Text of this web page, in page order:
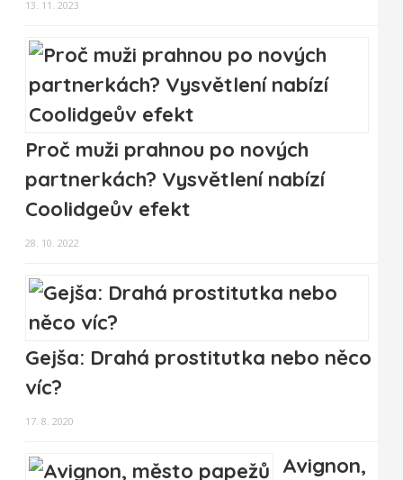
13. 11. 2023
Proč muži prahnou po nových
partnerkách? Vysvětlení nabízí
Coolidgeův efekt
28. 10. 2022
Gejša: Drahá prostitutka nebo něco
víc?
17. 8. 2020
Avignon,